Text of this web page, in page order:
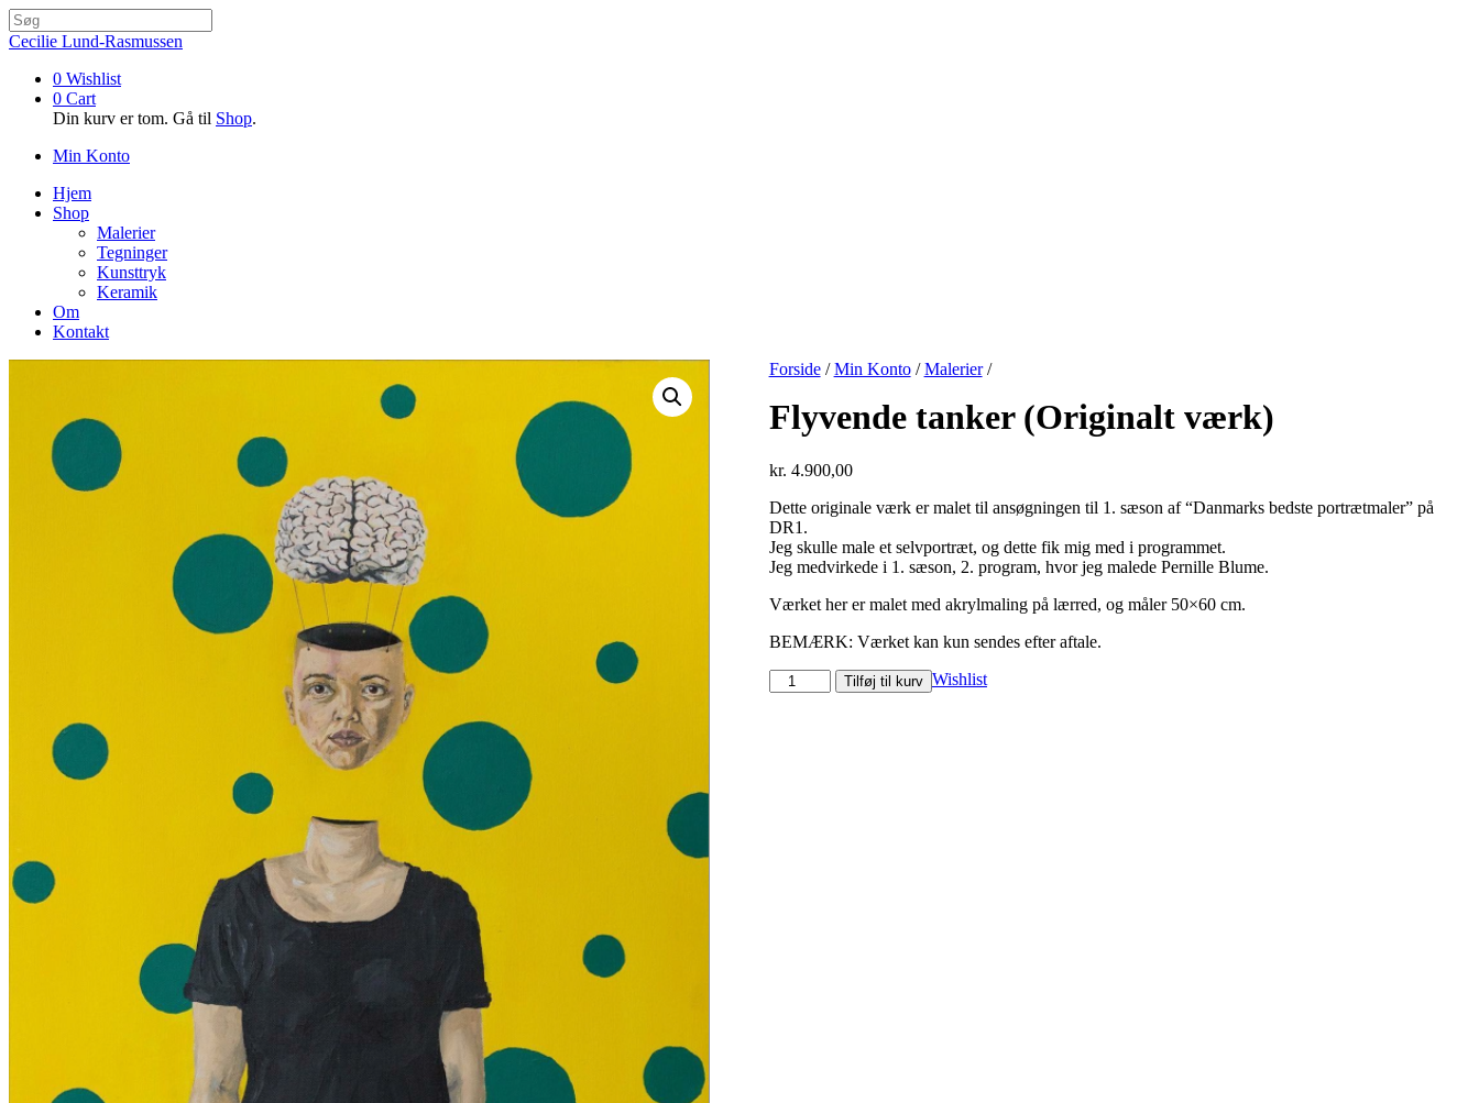
Cecilie Lund-Rasmussen
0 Wishlist
0 Cart
Din kurv er tom. Gå til Shop.
Min Konto
Hjem
Shop
Malerier
Tegninger
Kunsttryk
Keramik
Om
Kontakt
Forside/Min Konto/Malerier/
Flyvende tanker (Originalt værk)
kr. 4.900,00
Dette originale værk er malet til ansøgningen til 1. sæson af “Danmarks bedste portrætmaler” på
DR1.
Jeg skulle male et selvportræt, og dette fik mig med i programmet.
Jeg medvirkede i 1. sæson, 2. program, hvor jeg malede Pernille Blume.
Værket her er malet med akrylmaling på lærred, og måler 50×60 cm.
BEMÆRK: Værket kan kun sendes efter aftale.
Flyvende
tanker
Tilføj til kurv Wishlist